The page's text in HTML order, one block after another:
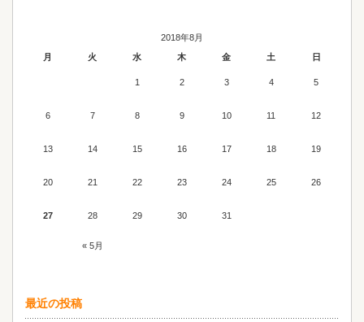
2018年8月
月
火 水 木 金 土 日
« 5月
1 2 3 4 5
6 7 8 9 10 11 12
13 14 15 16 17 18 19
20 21 22 23 24 25 26
27 28 29 30 31
最近の投稿